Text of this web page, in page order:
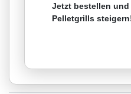
Jetzt bestellen
Pelletgrills